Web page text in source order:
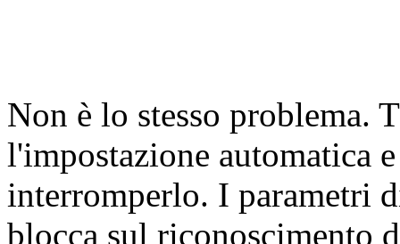
Non è lo stesso problema.
l'impostazione automatica
interromperlo. I parametri
blocca sul riconoscimento